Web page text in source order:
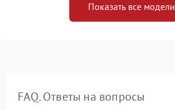
Показать все модели
FAQ. Ответы на вопросы